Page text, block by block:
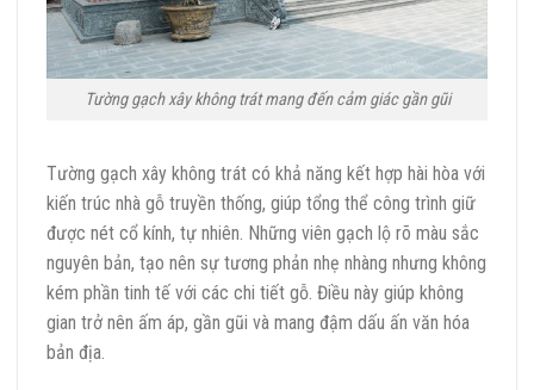
Tường gạch xây không trát mang đến cảm giác gần gũi
Tường gạch xây không trát có khả năng kết hợp hài hòa với
kiến trúc nhà gỗ truyền thống, giúp tổng thể công trình giữ
được nét cổ kính, tự nhiên. Những viên gạch lộ rõ màu sắc
nguyên bản, tạo nên sự tương phản nhẹ nhàng nhưng không
kém phần tinh tế với các chi tiết gỗ. Điều này giúp không
gian trở nên ấm áp, gần gũi và mang đậm dấu ấn văn hóa
bản địa.